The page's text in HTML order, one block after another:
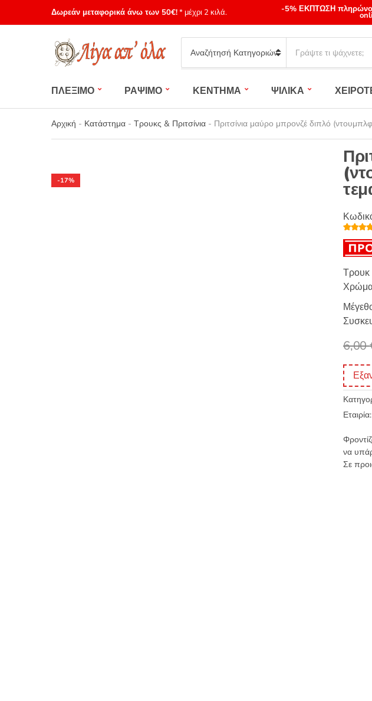
Δωρεάν μεταφορικά άνω των 50€!* μέχρι 2 κιλά. -5% ΕΚΠΤΩΣΗ
Category
name
a
c
h
p
ΠΛΕΞΙΜΟ ΡΑΨΙΜΟ ΚΕΝΤΗΜΑ ΨΙΛΙΚΑ
Αρχική - Κατάστημα - Τρουκς & Πριτσίνια - Πριτσίνια μαύρο μπρονζέ διπλό
-17%
θηκε με
από 5 με
βάση
1
πελάτη
Τρουκ
6,00
Εταιρία:
να
Σε